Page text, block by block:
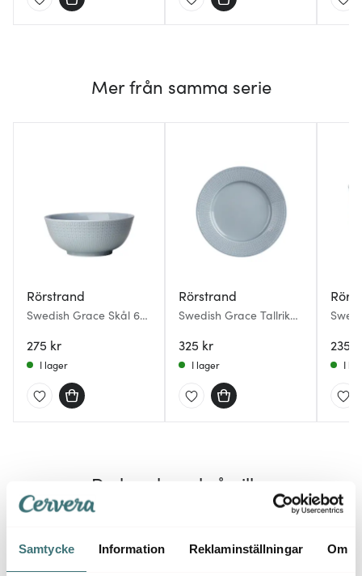
Samtycke Information Reklaminställningar Om
Mer från samma serie
Rörstrand
Swedish Grace Skål 60
275 kr
I lager
Rörstrand
Swedish Grace Tallrik
325 kr
I lager
235
I
Du kanske också gillar